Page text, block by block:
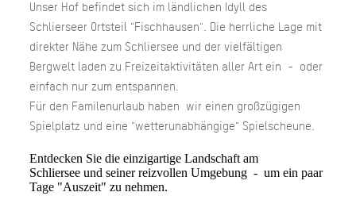
Unser Hof befindet sich im ländlichen Idyll des
Schlierseer Ortsteil "Fischhausen". Die herrliche Lage mit
direkter Nähe zum Schliersee und der vielfältigen
Bergwelt laden zu Freizeitaktivitäten aller Art ein - oder
einfach nur zum entspannen.
Für den Familenurlaub haben wir einen großzügigen
Spielplatz und eine "wetterunabhängige" Spielscheune.
Entdecken Sie die einzigartige Landschaft am
Schliersee und seiner reizvollen Umgebung - um ein paar
Tage "Auszeit" zu nehmen.